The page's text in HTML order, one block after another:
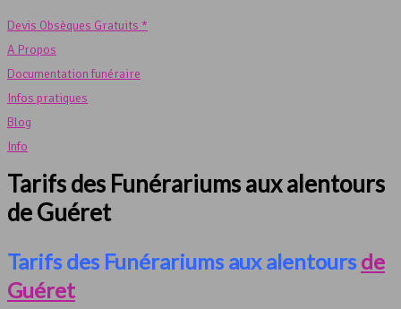
Devis Obsèques Gratuits *
A Propos
Documentation funéraire
Infos pratiques
Blog
Info
Tarifs des Funérariums aux alentours
de Guéret
Tarifs des Funérariums aux alentours de
Guéret